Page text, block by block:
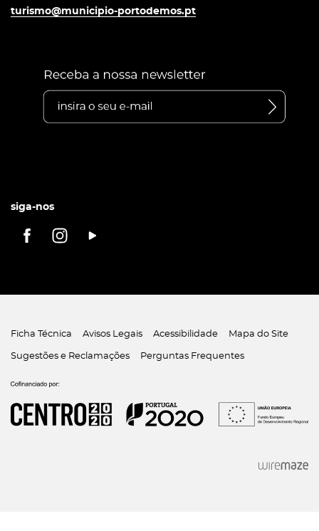
turismo@municipio-portodemos.pt
siga-nos
Ficha Técnica Avisos Legais Acessibilidade Mapa do Site
Sugestões e Reclamações Perguntas Frequentes